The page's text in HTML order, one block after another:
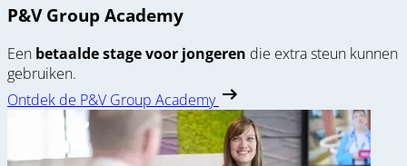
P&V Group Academy
Een betaalde stage voor jongeren die extra steun kunnen
gebruiken.
Ontdek de P&V Group Academy